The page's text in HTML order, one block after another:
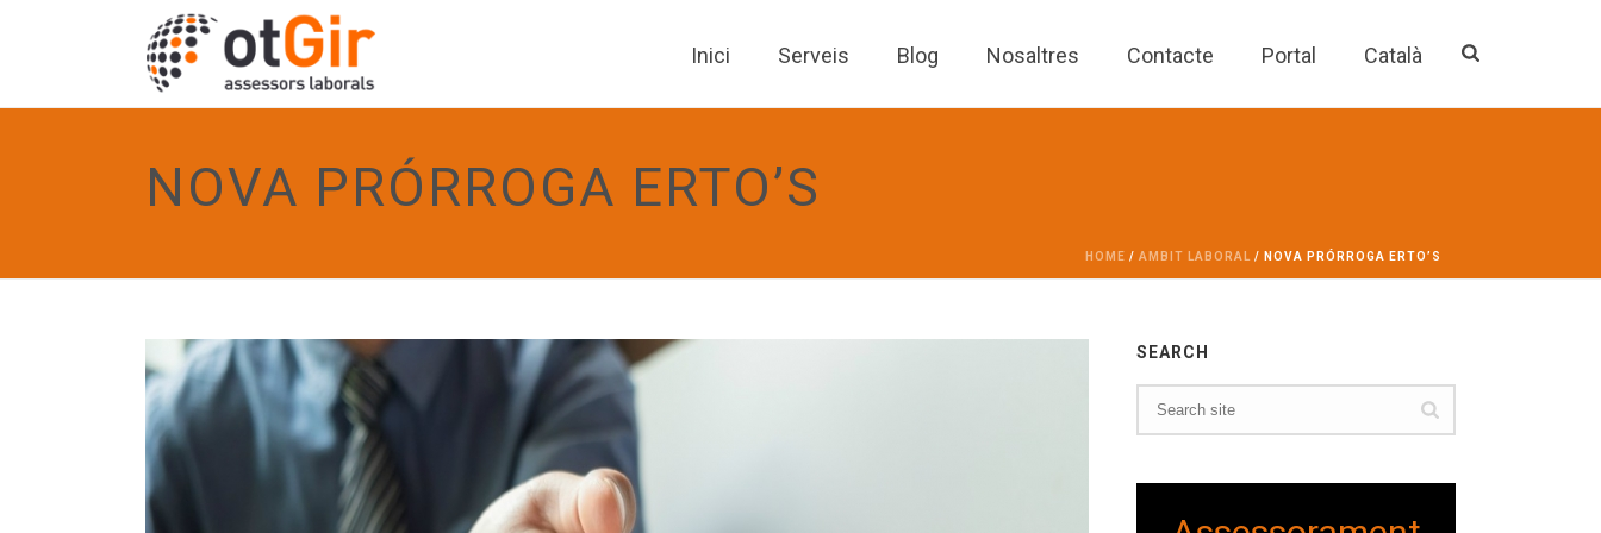
Inici Serveis Blog Nosaltres Contacte Portal Català
NOVA PRÓRROGA ERTO’S
HOME / AMBIT LABORAL / NOVA PRÓRROGA ERTO’S
SEARCH